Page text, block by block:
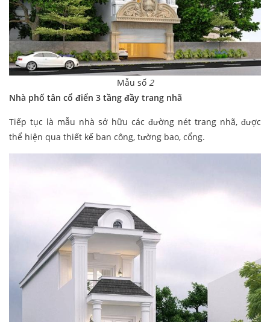
Mẫu số 2
Nhà phố tân cổ điển 3 tầng đầy trang nhã
Tiếp tục là mẫu nhà sở hữu các đường nét trang nhã, được
thể hiện qua thiết kế ban công, tường bao, cổng.